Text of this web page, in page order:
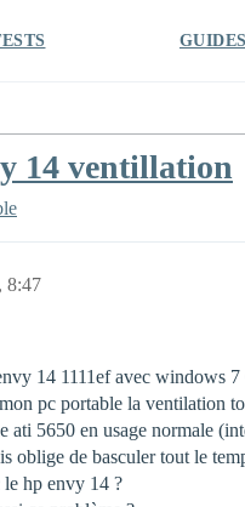
GUIDES
14 ventillation
8:47
14 1111ef avec windows
pc portable la ventilation
ati 5650 en usage normale
oblige de basculer tout le
le hp envy 14 ?